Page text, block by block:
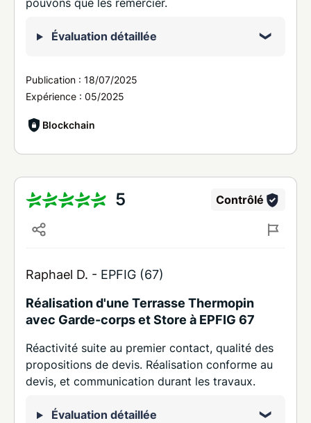
pouvons que les remercier.
Évaluation détaillée
Publication : 18/07/2025
Expérience : 05/2025
Blockchain
5 Contrôlé
Raphael D. - EPFIG (67)
Réalisation d'une Terrasse Thermopin
avec Garde-corps et Store à EPFIG 67
Réactivité suite au premier contact, qualité des
propositions de devis. Réalisation conforme au
devis, et communication durant les travaux.
Évaluation détaillée